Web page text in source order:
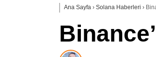
Ana Sayfa › Solana Haberleri ›